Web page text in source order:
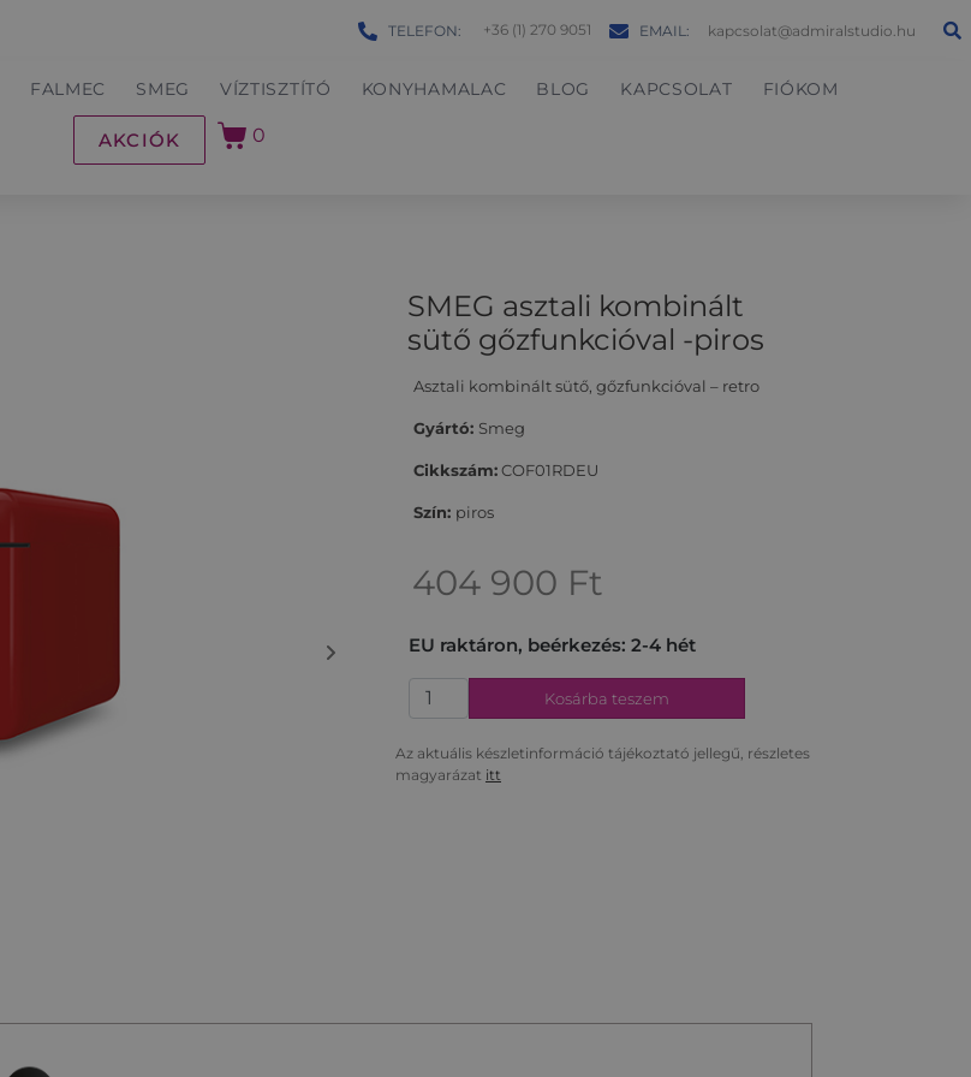
TELEFON: +36 (1) 270 9051 EMAIL: kapcsolat@admiralstudio.hu
FALMEC SMEG VÍZTISZTÍTÓ KONYHAMALAC BLOG KAPCSOLAT FIÓKOM
AKCIÓK 0
SMEG asztali kombinált
sütő gőzfunkcióval -piros
Asztali kombinált sütő, gőzfunkcióval – retro
Gyártó: Smeg
Cikkszám:COF01RDEU
Szín: piros
404 900 Ft
EU raktáron, beérkezés: 2-4 hét
Kosárba teszem
Az aktuális készletinformáció tájékoztató jellegű, részletes
magyarázat itt